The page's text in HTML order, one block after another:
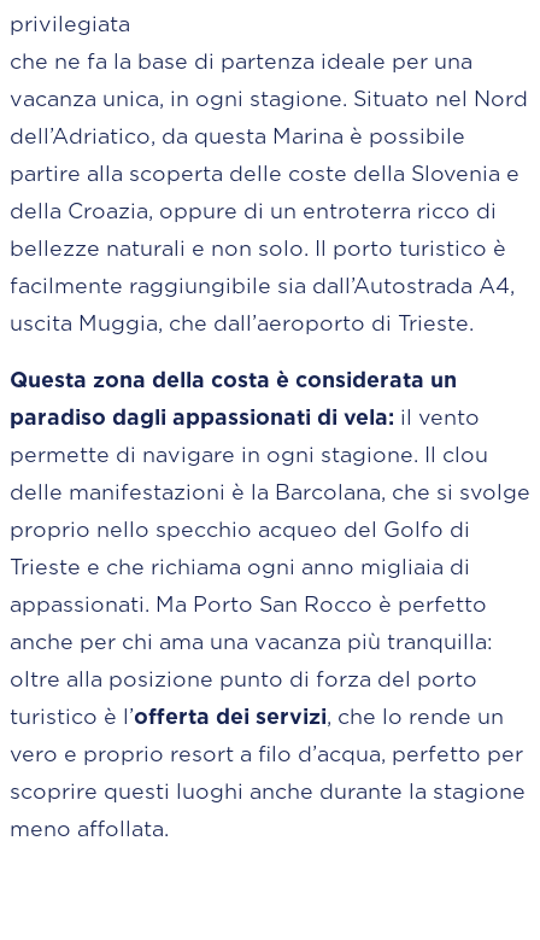
che ne fa la base di partenza ideale per una
vacanza unica, in ogni stagione. Situato nel Nord
dell’Adriatico, da questa Marina è possibile
partire alla scoperta delle coste della Slovenia e
della Croazia, oppure di un entroterra ricco di
bellezze naturali e non solo. Il porto turistico è
facilmente raggiungibile sia dall’Autostrada A4,
uscita Muggia, che dall’aeroporto di Trieste.
Questa zona della costa è considerata un
paradiso dagli appassionati di vela: il vento
permette di navigare in ogni stagione. Il clou
delle manifestazioni è la Barcolana, che si svolge
proprio nello specchio acqueo del Golfo di
Trieste e che richiama ogni anno migliaia di
appassionati. Ma Porto San Rocco è perfetto
anche per chi ama una vacanza più tranquilla:
oltre alla posizione punto di forza del porto
turistico è l’offerta dei servizi, che lo rende un
vero e proprio resort a filo d’acqua, perfetto per
scoprire questi luoghi anche durante la stagione
meno affollata.